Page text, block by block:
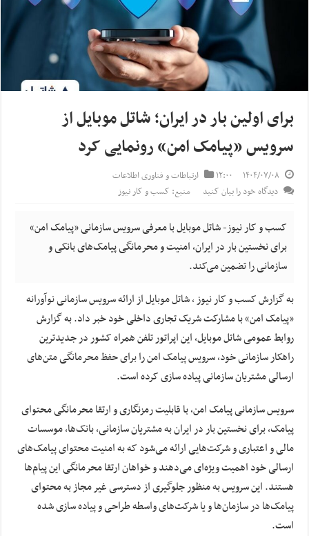
برای اولین بار در ایران؛ شاتل موبایل از
سرویس «پیامک امن» رونمایی کرد
۱۴۰۴/۰۷/۰۸ ۱۲:۰۰
ارتباطات و فناوری اطلاعات
دیدگاه خود را بیان کنید
منبع: کسب و کار نیوز
کسب و کار نیوز- شاتل موبایل با معرفی سرویس سازمانی «پیامک امن»
برای نخستین بار در ایران، امنیت و محرمانگی پیامک‌های بانکی و
سازمانی را تضمین می‌کند.
به گزارش کسب و کار نیوز ، شاتل موبایل از ارائه سرویس سازمانی نوآورانه
«پیامک امن» با مشارکت شریک تجاری داخلی خود خبر داد. به گزارش
روابط عمومی شاتل موبایل، این اپراتور تلفن همراه کشور در جدیدترین
راهکار سازمانی خود، سرویس پیامک امن را برای حفظ محرمانگی متن‌های
ارسالی مشتریان سازمانی پیاده سازی کرده است.
سرویس سازمانی پیامک امن، با قابلیت رمزنگاری و ارتقا محرمانگی محتوای
پیامک، برای نخستین بار در ایران به مشتریان سازمانی، بانک‌ها، موسسات
مالی و اعتباری و شرکت‌هایی ارائه می‌شود که به امنیت محتوای پیامک‌های
ارسالی خود اهمیت ویژه‌ای می‌دهند و خواهان ارتقا محرمانگی این پیام‌ها
هستند. این سرویس به منظور جلوگیری از دسترسی غیر مجاز به محتوای
پیامک‌ها در سازمان‌ها و یا شرکت‌های واسطه طراحی و پیاده سازی شده
است.